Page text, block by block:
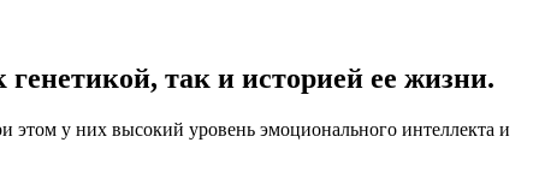
так и историей ее жизни.
у них высокий уровень эмоционального интеллекта и